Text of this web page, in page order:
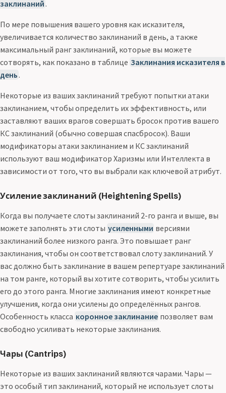
заклинаний .
По мере повышения вашего уровня как исказителя,
увеличивается количество заклинаний в день, а также
максимальный ранг заклинаний, которые вы можете
сотворять, как показано в таблице Заклинания исказителя в
день .
Некоторые из ваших заклинаний требуют попытки атаки
заклинанием, чтобы определить их эффективность, или
заставляют ваших врагов совершать бросок против вашего
КС заклинаний (обычно совершая спасбросок). Ваши
модификаторы атаки заклинанием и КС заклинаний
используют ваш модификатор Харизмы или Интеллекта в
зависимости от того, что вы выбрали как ключевой атрибут.
Усиление заклинаний (Heightening Spells)
Когда вы получаете слоты заклинаний 2-го ранга и выше, вы
можете заполнять эти слоты усиленными версиями
заклинаний более низкого ранга. Это повышает ранг
заклинания, чтобы он соответствовал слоту заклинаний. У
вас должно быть заклинание в вашем репертуаре заклинаний
на том ранге, который вы хотите сотворить, чтобы усилить
его до этого ранга. Многие заклинания имеют конкретные
улучшения, когда они усилены до определённых рангов.
Особенность класса коронное заклинание позволяет вам
свободно усиливать некоторые заклинания.
Чары (Cantrips)
Некоторые из ваших заклинаний являются чарами. Чары —
это особый тип заклинаний, который не использует слоты